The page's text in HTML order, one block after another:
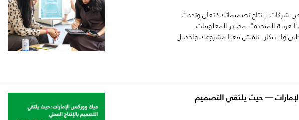
لإنتاج تصميماتك؟ تعال وتحدث
المتحدة"، مصدر المعلومات
والابتكار. ناقش معنا مشروعك واحصل
— حيث يلتقي التصميم